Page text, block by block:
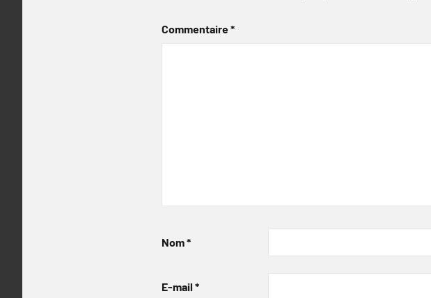
Commentaire*
Nom*
E-mail *